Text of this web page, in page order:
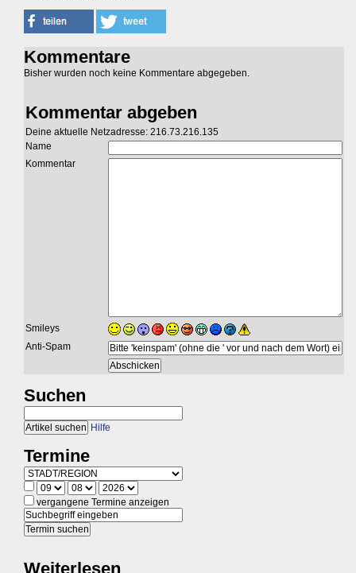
Kommentare
Bisher wurden noch keine Kommentare abgegeben.
Kommentar abgeben
Deine aktuelle Netzadresse: 216.73.216.135
Name
Kommentar
Smileys
Anti-Spam
Suchen
Hilfe
Termine
vergangene Termine anzeigen
Weiterlesen